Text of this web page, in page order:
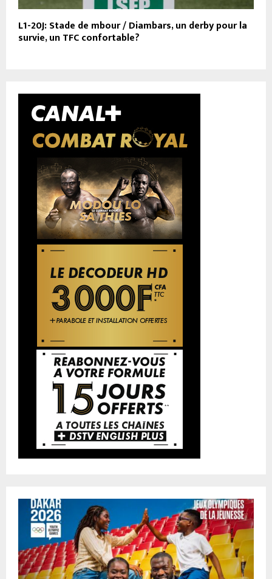
L1-20J: Stade de mbour / Diambars, un derby pour la
survie, un TFC confortable?